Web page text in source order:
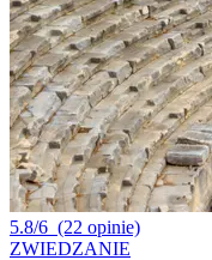
5.8/6 (22 opinie)
ZWIEDZANIE